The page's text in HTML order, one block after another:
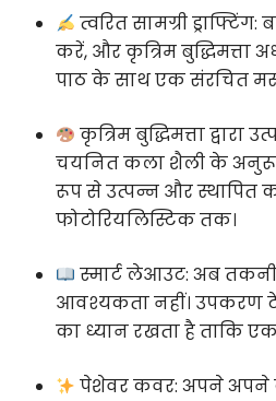
त्वरित सामग्री ड्राफ्टिंग:
करें, और कृत्रिम बुद्धिमत्ता
पाठ के साथ एक संरचित
कृत्रिम बुद्धिमत्ता द्वारा
चयनित कला शैली के अनुरूप
रूप से उत्पन्न और स्थापित
फोटोरियलिस्टिक तक।
स्मार्ट लेआउट: अब
आवश्यकता नहीं। उपकरण
का ध्यान रखता है ताकि
पेशेवर कवर: अपने अपने